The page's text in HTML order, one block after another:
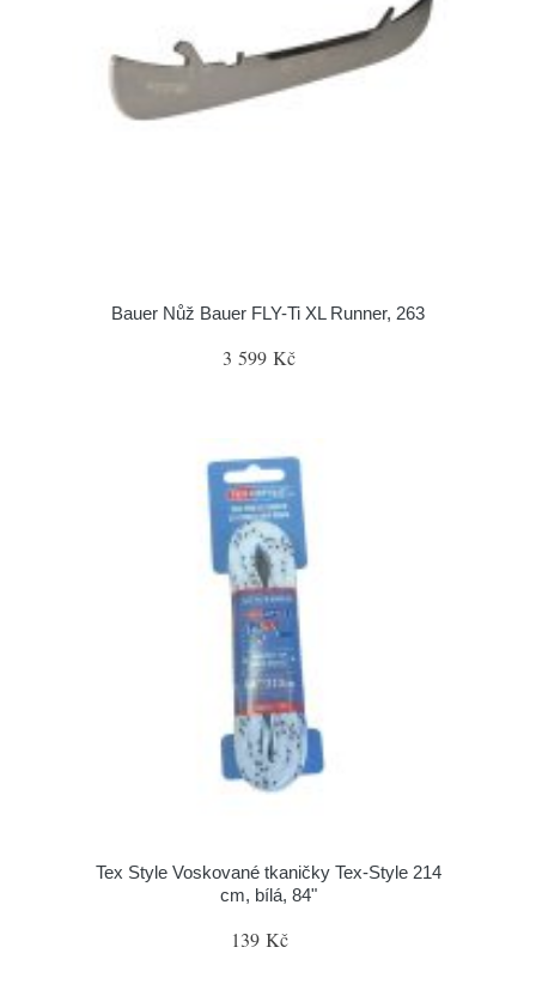
Bauer Nůž Bauer FLY-Ti XL Runner, 263
3 599 Kč
Tex Style Voskované tkaničky Tex-Style 214
cm, bílá, 84"
139 Kč